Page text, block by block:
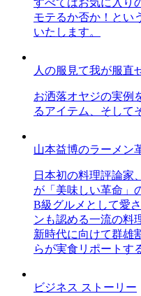
モテるか否か！とい
いたします。
人の服見て我が服直
お洒落オヤジの実例
るアイテム、そして
山本益博のラーメン
日本初の料理評論家
が「美味しい革命」
B級グルメとして愛
ンも認める一流の料
新時代に向けて群雄
らが実食リポートす
ビジネス ストーリー